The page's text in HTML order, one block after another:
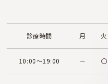
診療時間 月 火
10:00～19:00 － 〇